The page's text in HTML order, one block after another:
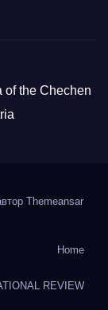
of the Chechen
Themeansar
Home
REVIEW